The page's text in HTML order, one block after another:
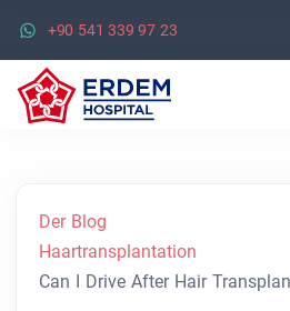
+90 541 339 97 23
Der Blog
Haartransplantation
Can I Drive After Hair